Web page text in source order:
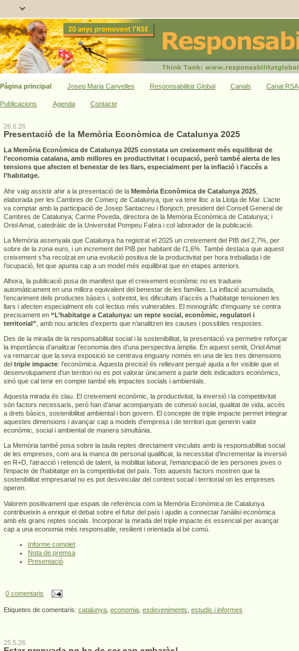
Pàgina principal Josep Maria Canyelles Responsabilitat Global Canals Canal RSA
Publicacions Agenda Contacte
26.6.26
Presentació de la Memòria Econòmica de Catalunya 2025
La Memòria Econòmica de Catalunya 2025 constata un creixement més equilibrat de
l’economia catalana, amb millores en productivitat i ocupació, però també alerta de les
tensions que afecten el benestar de les llars, especialment per la inflació i l’accés a
l’habitatge.
Ahir vaig assistir ahir a la presentació de la Memòria Econòmica de Catalunya 2025
elaborada per les Cambres de Comerç de Catalunya, que va tenir lloc a la Llotja de Mar. L’acte
va comptar amb la participació de Josep Santacreu i Bonjoch, president del Consell General de
Cambres de Catalunya; Carme Poveda, directora de la Memòria Econòmica de Catalunya; i
Oriol Amat, catedràtic de la Universitat Pompeu Fabra i col·laborador de la publicació.
La Memòria assenyala que Catalunya ha registrat el 2025 un creixement del PIB del 2,7%, per
sobre de la zona euro, i un increment del PIB per habitant de l’1,6%. També destaca que aquest
creixement s’ha recolzat en una evolució positiva de la productivitat per hora treballada i de
l’ocupació, fet que apunta cap a un model més equilibrat que en etapes anteriors.
Alhora, la publicació posa de manifest que el creixement econòmic no es tradueix
automàticament en una millora equivalent del benestar de les famílies. La inflació acumulada,
l’encariment dels productes bàsics i, sobretot, les dificultats d’accés a l’habitatge tensionen les
llars i afecten especialment els col·lectius més vulnerables. El monogràfic d’enguany se centra
precisament en “L’habitatge a Catalunya: un repte social, econòmic, regulatori i
territorial” , amb nou articles d’experts que n’analitzen les causes i possibles respostes.
Des de la mirada de la responsabilitat social i la sostenibilitat, la presentació va permetre reforçar
la importància d’analitzar l’economia des d’una perspectiva àmplia. En aquest sentit, Oriol Amat
va remarcar que la seva exposició se centrava enguany només en una de les tres dimensions
del triple impacte: l’econòmica. Aquesta precisió és rellevant perquè ajuda a fer visible que el
desenvolupament d’un territori no es pot valorar únicament a partir dels indicadors econòmics,
sinó que cal tenir en compte també els impactes socials i ambientals.
Aquesta mirada és clau. El creixement econòmic, la productivitat, la inversió i la competitivitat
són factors necessaris, però han d’anar acompanyats de cohesió social, qualitat de vida, accés
a drets bàsics, sostenibilitat ambiental i bon govern. El concepte de triple impacte permet integrar
aquestes dimensions i avançar cap a models d’empresa i de territori que generin valor
econòmic, social i ambiental de manera simultània.
La Memòria també posa sobre la taula reptes directament vinculats amb la responsabilitat social
de les empreses, com ara la manca de personal qualificat, la necessitat d’incrementar la inversió
en R+D, l’atracció i retenció de talent, la mobilitat laboral, l’emancipació de les persones joves o
l’impacte de l’habitatge en la competitivitat del país. Tots aquests factors mostren que la
sostenibilitat empresarial no es pot desvincular del context social i territorial on les empreses
operen.
Valorem positivament que espais de referència com la Memòria Econòmica de Catalunya
contribueixin a enriquir el debat sobre el futur del país i ajudin a connectar l’anàlisi econòmica
amb els grans reptes socials. Incorporar la mirada del triple impacte és essencial per avançar
cap a una economia més responsable, resilient i orientada al bé comú.
Informe complet
Nota de premsa
Presentació
0 comentaris
Etiquetes de comentaris: catalunya economia esdeveniments estudis i informes
25.5.26